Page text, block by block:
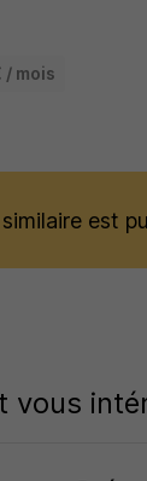
/ mois
est
vous